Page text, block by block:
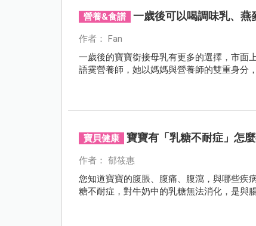
營養&食譜 一歲後可以喝調味乳、燕
作者： Fan
一歲後的寶寶銜接母乳有更多的選擇，市面
語霙營養師，她以媽媽與營養師的雙重身分
寶貝健康 寶寶有「乳糖不耐症」怎
作者： 郁筱惠
您知道寶寶的腹脹、腹痛、腹瀉，與哪些疾
糖不耐症，對牛奶中的乳糖無法消化，是與